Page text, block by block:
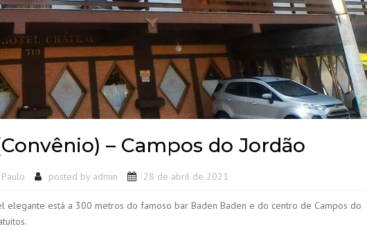
– Campos do Jordão
posted by admin 28 de abril de 2021
elegante está a 300 metros do famoso bar Baden Baden e do centro de Campos do